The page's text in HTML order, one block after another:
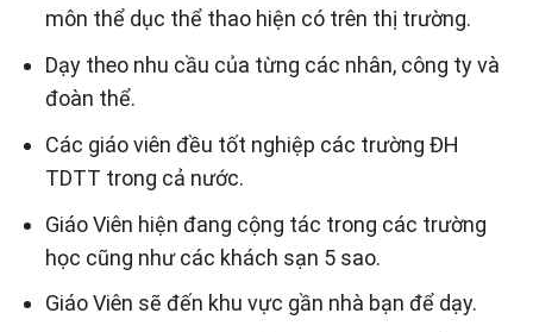
môn thể dục thể thao hiện có trên thị trường.
Dạy theo nhu cầu của từng các nhân, công ty và
đoàn thể.
Các giáo viên đều tốt nghiệp các trường ĐH
TDTT trong cả nước.
Giáo Viên hiện đang cộng tác trong các trường
học cũng như các khách sạn 5 sao.
Giáo Viên sẽ đến khu vực gần nhà bạn để dạy.